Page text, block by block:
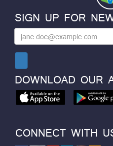
SIGN UP FOR
DOWNLOAD OUR
CONNECT WITH